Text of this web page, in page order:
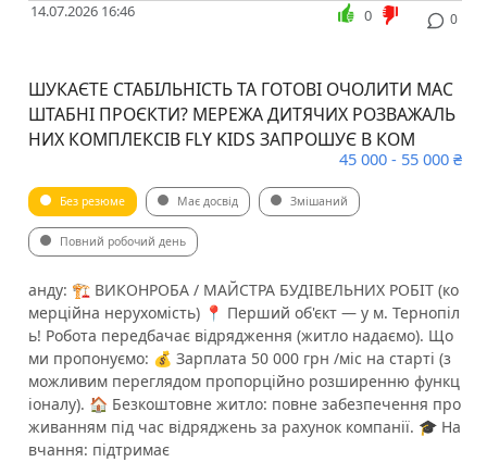
14.07.2026 16:46 0
0
ШУКАЄТЕ СТАБІЛЬНІСТЬ ТА ГОТОВІ ОЧОЛИТИ МАС
ШТАБНІ ПРОЄКТИ? МЕРЕЖА ДИТЯЧИХ РОЗВАЖАЛЬ
НИХ КОМПЛЕКСІВ FLY KIDS ЗАПРОШУЄ В КОМ
45 000 - 55 000 ₴
Без резюме Має досвід Змішаний
Повний робочий день
анду: 🏗 ВИКОНРОБА / МАЙСТРА БУДІВЕЛЬНИХ РОБІТ (ко
мерційна нерухомість) 📍 Перший об'єкт — у м. Тернопіл
ь! Робота передбачає відрядження (житло надаємо). Що
ми пропонуємо: 💰 Зарплата 50 000 грн /міс на старті (з
можливим переглядом пропорційно розширенню функц
іоналу). 🏠 Безкоштовне житло: повне забезпечення про
живанням під час відряджень за рахунок компанії. 🎓 На
вчання: підтримає